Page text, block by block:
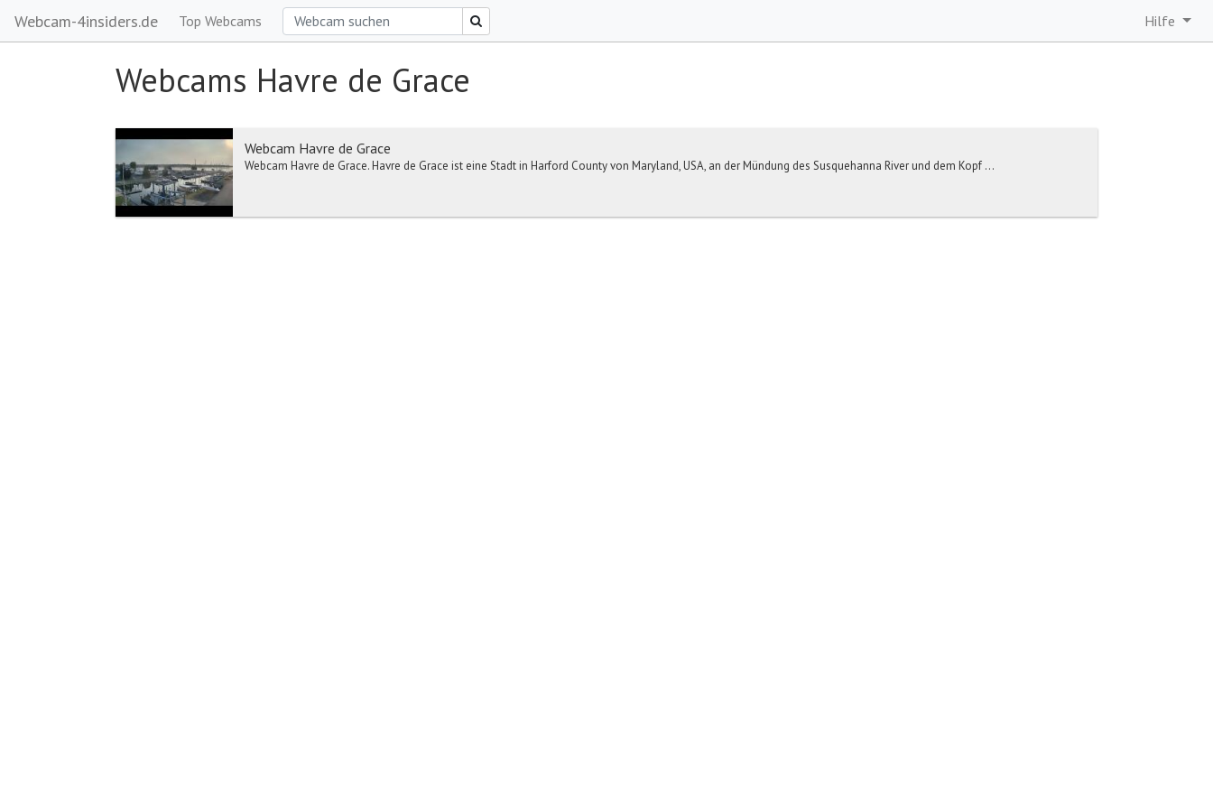
Webcam-4insiders.de Top Webcams Hilfe
Webcams Havre de Grace
Webcam Havre de Grace
Webcam Havre de Grace. Havre de Grace ist eine Stadt in Harford County von Maryland, USA, an der Mündung des Susquehanna River und dem Kopf ...